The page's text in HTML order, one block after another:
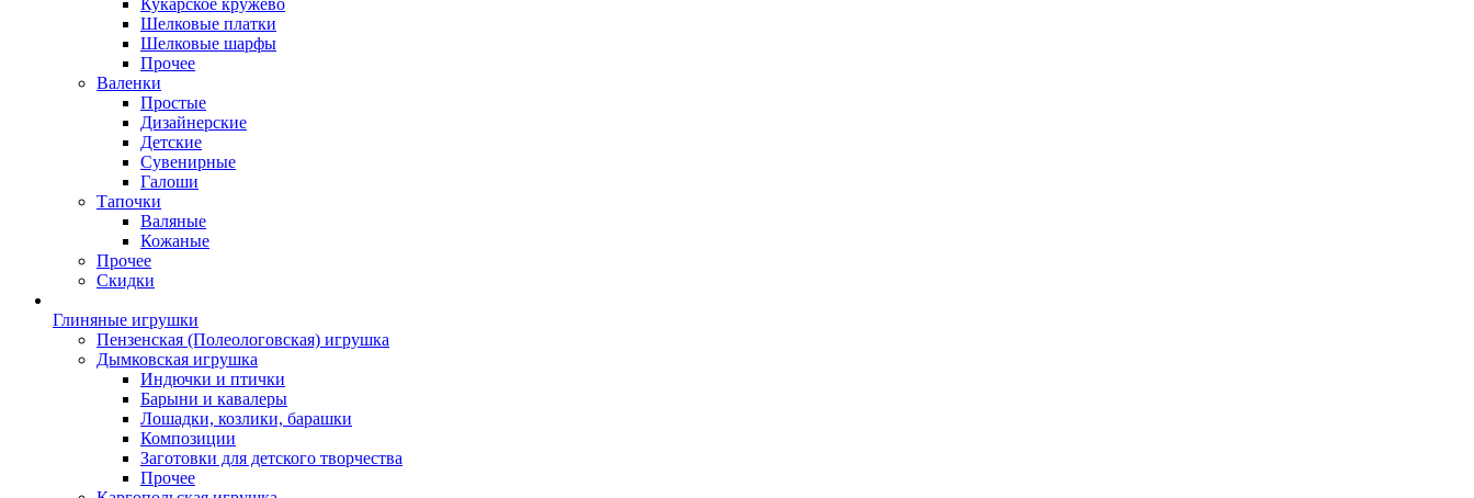
Кукарское кружево
Шелковые платки
Шелковые шарфы
Прочее
Валенки
Простые
Дизайнерские
Детские
Сувенирные
Галоши
Тапочки
Валяные
Кожаные
Прочее
Скидки
Глиняные игрушки
Пензенская (Полеологовская) игрушка
Дымковская игрушка
Индючки и птички
Барыни и кавалеры
Лошадки, козлики, барашки
Композиции
Заготовки для детского творчества
Прочее